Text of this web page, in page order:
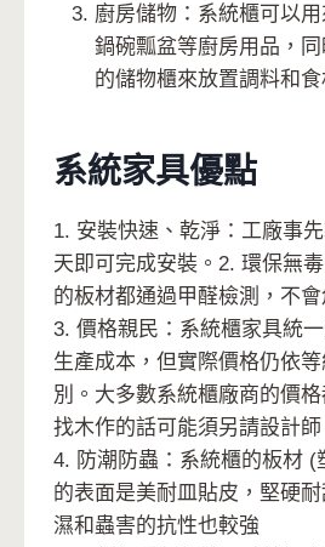
廚房儲物：系統櫃可以
鍋碗瓢盆等廚房用品，
的儲物櫃來放置調料和食
系統家具優點
1. 安裝快速、乾淨：工廠事
天即可完成安裝。2. 環保無
的板材都通過甲醛檢測，不
3. 價格親民：系統櫃家具統
生產成本，但實際價格仍依
別。大多數系統櫃廠商的價格
找木作的話可能須另請設計師
4. 防潮防蟲：系統櫃的板材 (
的表面是美耐皿貼皮，堅硬
濕和蟲害的抗性也較強